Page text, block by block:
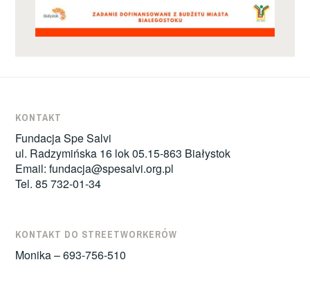
KONTAKT
Fundacja Spe Salvi
ul. Radzymińska 16 lok 05.15-863 Białystok
Email:fundacja@spesalvi.org.pl
Tel. 85 732-01-34
KONTAKT DO STREETWORKERÓW
Monika – 693-756-510